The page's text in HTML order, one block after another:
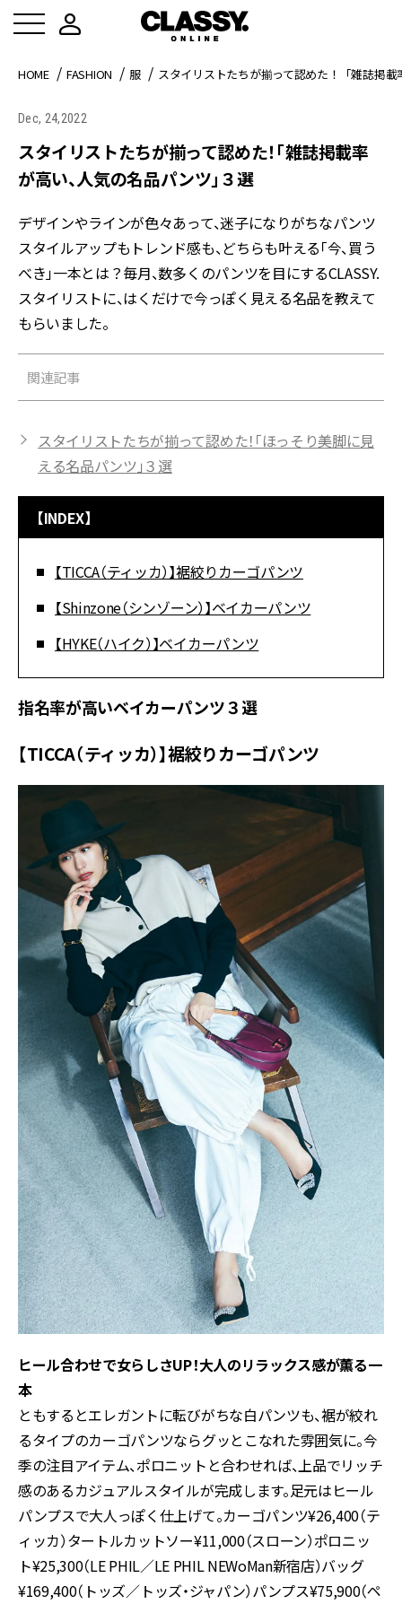
HOME FASHION 服 スタイリストたちが揃って認めた！「雑誌掲
Dec, 24,2022
スタイリストたちが揃って認めた！「雑誌掲載率
が高い、人気の名品パンツ」３選
デザインやラインが色々あって、迷子になりがちなパンツ
スタイルアップもトレンド感も、どちらも叶える「今、買う
べき」一本とは？毎月、数多くのパンツを目にするCLASSY.
スタイリストに、はくだけで今っぽく見える名品を教えて
もらいました。
関連記事
スタイリストたちが揃って認めた！「ほっそり美脚に見
える名品パンツ」３選
【INDEX】
【TICCA（ティッカ）】裾絞りカーゴパンツ
【Shinzone（シンゾーン）】ベイカーパンツ
【HYKE（ハイク）】ベイカーパンツ
指名率が高いベイカーパンツ３選
【TICCA（ティッカ）】裾絞りカーゴパンツ
ヒール合わせで女らしさUP！大人のリラックス感が薫る一
本
ともするとエレガントに転びがちな白パンツも、裾が絞れ
るタイプのカーゴパンツならグッとこなれた雰囲気に。今
季の注目アイテム、ポロニットと合わせれば、上品でリッチ
感のあるカジュアルスタイルが完成します。足元はヒール
パンプスで大人っぽく仕上げて。カーゴパンツ¥26,400（テ
ィッカ）タートルカットソー¥11,000（スローン）ポロニッ
ト¥25,300（LE PHIL／LE PHIL NEWoMan新宿店）バッグ
¥169,400（トッズ／トッズ・ジャパン）パンプス¥75,900（ペ